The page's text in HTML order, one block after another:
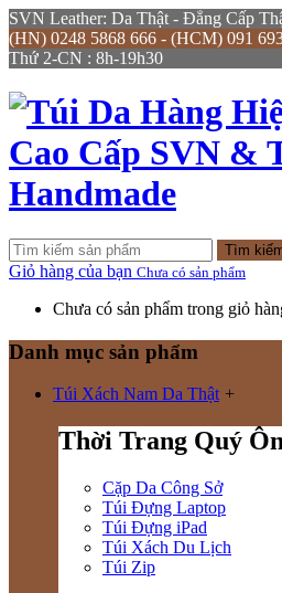
SVN Leather: Da Thật - Đẳng Cấp
(HN) 0248 5868 666 - (HCM) 091
Thứ 2-CN : 8h-19h30
Tìm
Giỏ hàng của bạn Chưa có sản phẩm
Chưa có sản phẩm trong giỏ
Danh mục sản phẩm
Túi Xách Nam Da Thật +
Thời Trang Quý
Cặp Da Công Sở
Túi Đựng Laptop
Túi Đựng iPad
Túi Xách Du Lịch
Túi Zip